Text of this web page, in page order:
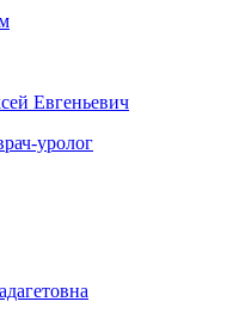
Евгеньевич
уролог